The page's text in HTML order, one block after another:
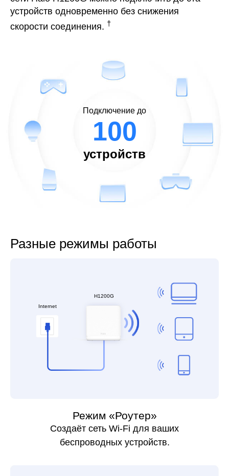
устройств одновременно без снижения
скорости соединения. †
Подключение до
100
устройств
Разные режимы работы
Internet
H1200G
Режим «Роутер»
Создаёт сеть Wi-Fi для ваших
беспроводных устройств.